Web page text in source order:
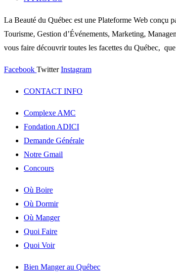
La Beauté du Québec est une Plateforme Web conçu
Tourisme, Gestion d’Événements, Marketing,
vous faire découvrir toutes les facettes du Québec,
Facebook Twitter Instagram
CONTACT INFO
Complexe AMC
Fondation ADICI
Demande Générale
Notre Gmail
Concours
Où Boire
Où Dormir
Où Manger
Quoi Faire
Quoi Voir
Bien Manger au Québec